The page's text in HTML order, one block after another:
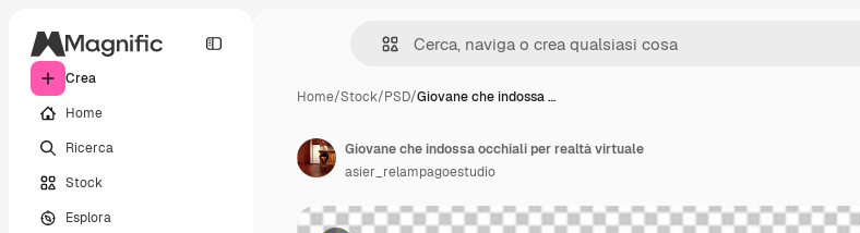
Crea
Home
Ricerca
Stock
Esplora
Home/Stock/PSD/Giovane che indossa …
Giovane che indossa occhiali per realtà virtuale
asier_relampagoestudio